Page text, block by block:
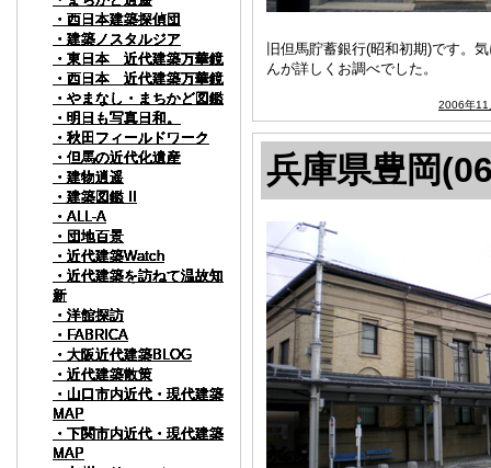
・西日本建築探偵団
・建築ノスタルジア
・東日本 近代建築万華鏡
・西日本 近代建築万華鏡
・やまなし・まちかど図鑑
・明日も写真日和。
・秋田フィールドワーク
・但馬の近代化遺産
・建物逍遥
・建築図鑑 II
・ALL-A
・団地百景
・近代建築Watch
・近代建築を訪ねて温故知
新
・洋館探訪
・FABRICA
・大阪近代建築BLOG
・近代建築散策
・山口市内近代・現代建築
MAP
・下関市内近代・現代建築
MAP
・西日本建築探偵団
・建築ノスタルジア
・東日本 近代建築万華鏡
・西日本 近代建築万華鏡
・やまなし・まちかど図鑑
・明日も写真日和。
・秋田フィールドワーク
・但馬の近代化遺産
・建物逍遥
・建築図鑑 II
・ALL-A
・団地百景
・近代建築Watch
・近代建築を訪ねて温故知
新
・洋館探訪
・FABRICA
・大阪近代建築BLOG
・近代建築散策
・山口市内近代・現代建築
MAP
・下関市内近代・現代建築
MAP
・西日本建築探偵団
・建築ノスタルジア
・東日本 近代建築万華鏡
・西日本 近代建築万華鏡
・やまなし・まちかど図鑑
・明日も写真日和。
・秋田フィールドワーク
・但馬の近代化遺産
・建物逍遥
・建築図鑑 II
・ALL-A
・団地百景
・近代建築Watch
・近代建築を訪ねて温故知
新
・洋館探訪
・FABRICA
・大阪近代建築BLOG
・近代建築散策
・山口市内近代・現代建築
MAP
・下関市内近代・現代建築
MAP
旧但馬貯蓄銀行(昭和初期)です。
んが詳しくお調べでした。
2006年11
・西日本建築探偵団
・建築ノスタルジア
・東日本 近代建築万華鏡
・西日本 近代建築万華鏡
・やまなし・まちかど図鑑
・明日も写真日和。
・秋田フィールドワーク
・但馬の近代化遺産
・建物逍遥
・建築図鑑 II
・ALL-A
・団地百景
・近代建築Watch
・近代建築を訪ねて温故知
新
・洋館探訪
・FABRICA
・大阪近代建築BLOG
・近代建築散策
・山口市内近代・現代建築
MAP
・下関市内近代・現代建築
MAP
兵庫県豊岡
・西日本建築探偵団
・建築ノスタルジア
・東日本 近代建築万華鏡
・西日本 近代建築万華鏡
・やまなし・まちかど図鑑
・明日も写真日和。
・秋田フィールドワーク
・但馬の近代化遺産
・建物逍遥
・建築図鑑 II
・ALL-A
・団地百景
・近代建築Watch
・近代建築を訪ねて温故知
新
・洋館探訪
・FABRICA
・大阪近代建築BLOG
・近代建築散策
・山口市内近代・現代建築
MAP
・下関市内近代・現代建築
MAP
・西日本建築探偵団
・建築ノスタルジア
・東日本 近代建築万華鏡
・西日本 近代建築万華鏡
・やまなし・まちかど図鑑
・明日も写真日和。
・秋田フィールドワーク
・但馬の近代化遺産
・建物逍遥
・建築図鑑 II
・ALL-A
・団地百景
・近代建築Watch
・近代建築を訪ねて温故知
新
・洋館探訪
・FABRICA
・大阪近代建築BLOG
・近代建築散策
・山口市内近代・現代建築
MAP
・下関市内近代・現代建築
MAP
・西日本建築探偵団
・建築ノスタルジア
・東日本 近代建築万華鏡
・西日本 近代建築万華鏡
・やまなし・まちかど図鑑
・明日も写真日和。
・秋田フィールドワーク
・但馬の近代化遺産
・建物逍遥
・建築図鑑 II
・ALL-A
・団地百景
・近代建築Watch
・近代建築を訪ねて温故知
新
・洋館探訪
・FABRICA
・大阪近代建築BLOG
・近代建築散策
・山口市内近代・現代建築
MAP
・下関市内近代・現代建築
MAP
・西日本建築探偵団
・建築ノスタルジア
・東日本 近代建築万華鏡
・西日本 近代建築万華鏡
・やまなし・まちかど図鑑
・明日も写真日和。
・秋田フィールドワーク
・但馬の近代化遺産
・建物逍遥
・建築図鑑 II
・ALL-A
・団地百景
・近代建築Watch
・近代建築を訪ねて温故知
新
・洋館探訪
・FABRICA
・大阪近代建築BLOG
・近代建築散策
・山口市内近代・現代建築
MAP
・下関市内近代・現代建築
MAP
・西日本建築探偵団
・建築ノスタルジア
・東日本 近代建築万華鏡
・西日本 近代建築万華鏡
・やまなし・まちかど図鑑
・明日も写真日和。
・秋田フィールドワーク
・但馬の近代化遺産
・建物逍遥
・建築図鑑 II
・ALL-A
・団地百景
・近代建築Watch
・近代建築を訪ねて温故知
新
・洋館探訪
・FABRICA
・大阪近代建築BLOG
・近代建築散策
・山口市内近代・現代建築
MAP
・下関市内近代・現代建築
MAP